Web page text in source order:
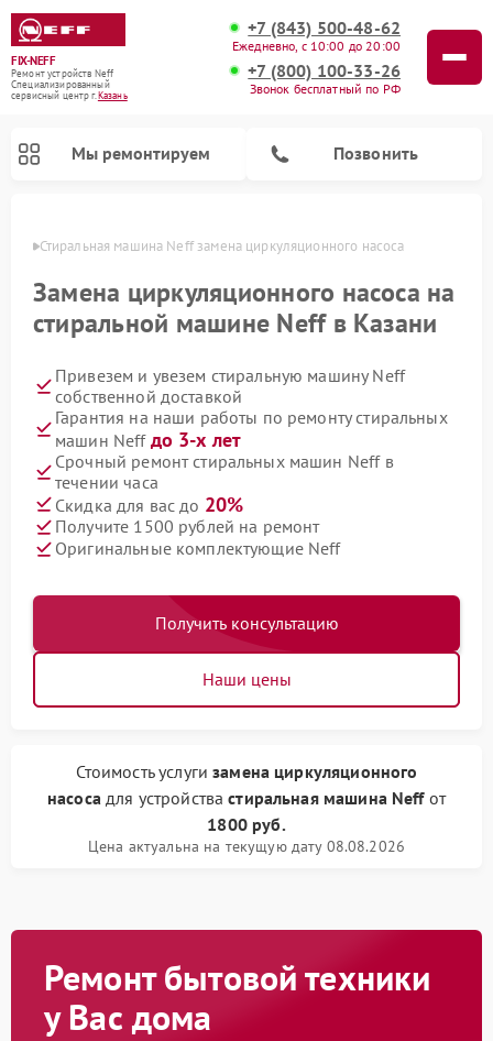
FIX-NEFF
Ремонт устройств Neff
Специализированный
cервисный центр г.Казань
+7 (843) 500-48-62
Ежедневно, с 10:00 до 20:00
+7 (800) 100-33-26
Звонок бесплатный по РФ
Мы ремонтируем Позвонить
Стиральная машина Neff замена циркуляционного насоса
Замена циркуляционного насоса на
стиральной машине Neff в Казани
Привезем и увезем стиральную машину Neff
собственной доставкой
Гарантия на наши работы по ремонту стиральных
машин Neff до 3-х лет
Срочный ремонт стиральных машин Neff в
течении часа
Скидка для вас до 20%
Получите 1500 рублей на ремонт
Оригинальные комплектующие Neff
Получить консультацию
Наши цены
Стоимость услугизамена циркуляционного
насоса для устройствастиральная машина Neffот
1800 руб.
Цена актуальна на текущую дату 08.08.2026
Ремонт бытовой техники
у Вас дома